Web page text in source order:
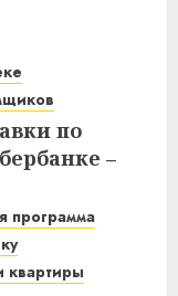
в
по
–
2025 году
программа
квартиры